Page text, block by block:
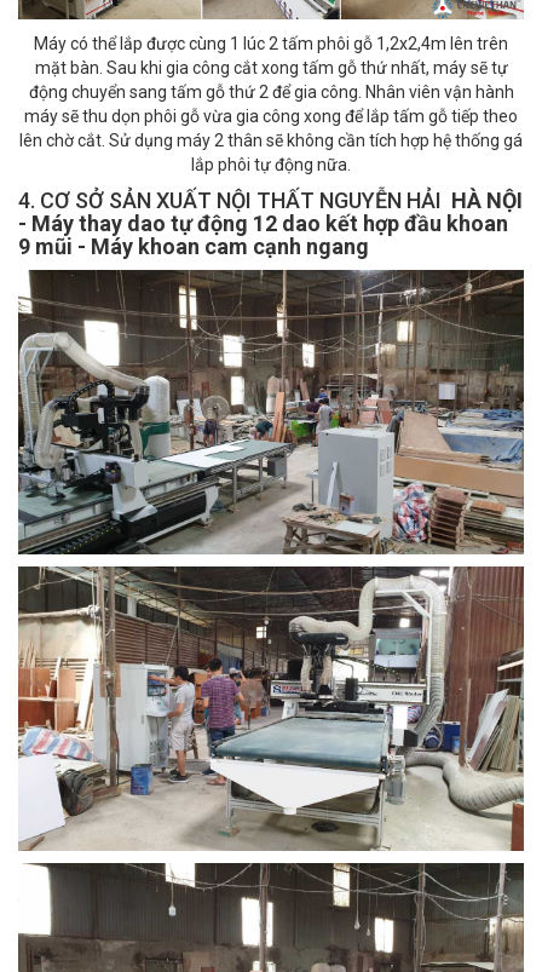
Máy có thể lắp được cùng 1 lúc 2 tấm phôi gỗ 1,2x2,4m lên trên
mặt bàn. Sau khi gia công cắt xong tấm gỗ thứ nhất, máy sẽ tự
động chuyển sang tấm gỗ thứ 2 để gia công. Nhân viên vận hành
máy sẽ thu dọn phôi gỗ vừa gia công xong để lắp tấm gỗ tiếp theo
lên chờ cắt. Sử dụng máy 2 thân sẽ không cần tích hợp hệ thống gá
lắp phôi tự động nữa.
4. CƠ SỞ SẢN XUẤT NỘI THẤT NGUYỄN HẢI HÀ NỘI
- Máy thay dao tự động 12 dao kết hợp đầu khoan
9 mũi - Máy khoan cam cạnh ngang